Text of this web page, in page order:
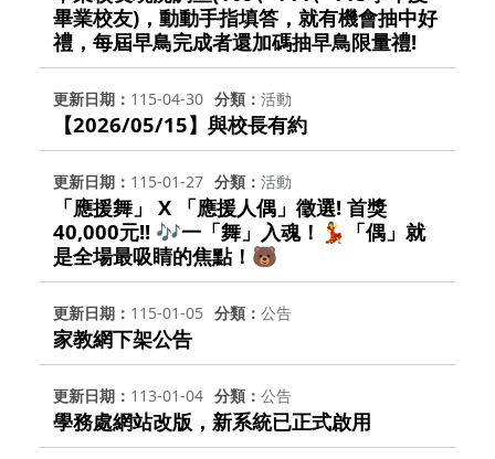
畢業校友)，動動手指填答，就有機會抽中好
禮，每屆早鳥完成者還加碼抽早鳥限量禮!
更新日期 115-04-30 分類 活動
【2026/05/15】與校長有約
更新日期 115-01-27 分類 活動
「應援舞」 X 「應援人偶」徵選! 首獎
40,000元!! 🎶一「舞」入魂！💃「偶」就
是全場最吸睛的焦點！🐻
更新日期 115-01-05 分類 公告
家教網下架公告
更新日期 113-01-04 分類 公告
學務處網站改版，新系統已正式啟用